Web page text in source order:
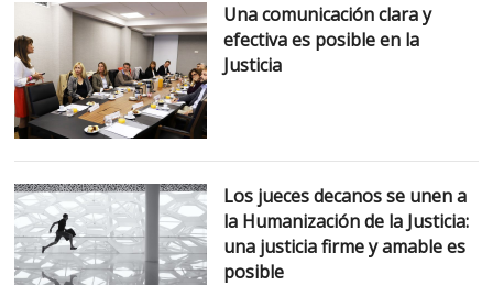
Una comunicación clara y
efectiva es posible en la
Justicia
Los jueces decanos se unen a
la Humanización de la Justicia:
una justicia firme y amable es
posible